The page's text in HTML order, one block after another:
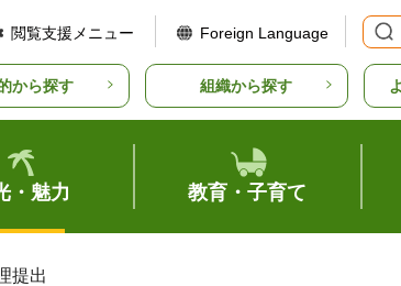
閲覧支援メニュー Foreign Language
から探す 組織から探す
・魅力 教育・子育て
提出